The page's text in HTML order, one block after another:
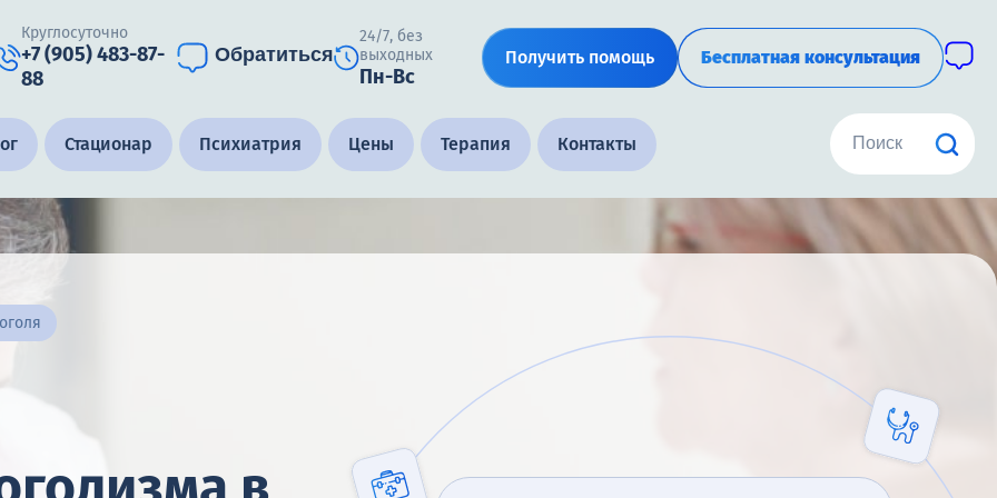
Круглосуточно
+7 (905) 483-87-
88
Обратиться
24/7, без
выходных
Пн-Вс
Получить помощь Бесплатная консультация
Стационар Психиатрия Цены Терапия Контакты